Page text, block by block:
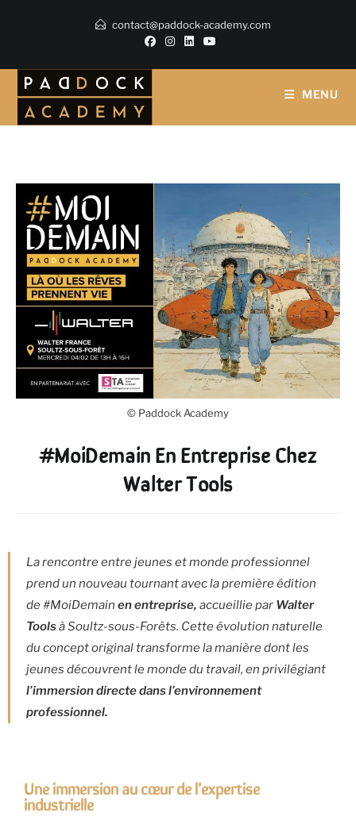
contact@paddock-academy.com
MENU
© Paddock Academy
#MoiDemain En Entreprise Chez
Walter Tools
La rencontre entre jeunes et monde professionnel
prend un nouveau tournant avec la première édition
de #MoiDemain en entreprise, accueillie par Walter
Toolsà Soultz-sous-Forêts. Cette évolution naturelle
du concept original transforme la manière dont les
jeunes découvrent le monde du travail, en privilégiant
l’immersion directe dans l’environnement
professionnel.
Une immersion au cœur de l'expertise
industrielle